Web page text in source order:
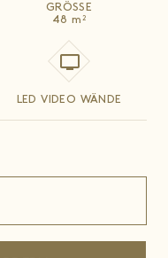
GRÖSSE
48m 2
LED VIDEO WÄNDE